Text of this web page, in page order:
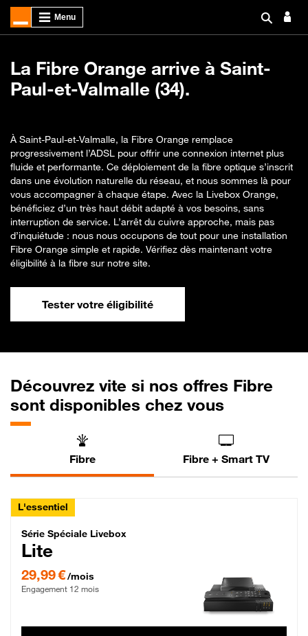
La Fibre Orange arrive à Saint-
Paul-et-Valmalle (34).
À Saint-Paul-et-Valmalle, la Fibre Orange remplace
progressivement l’ADSL pour offrir une connexion internet plus
fluide et performante. Ce déploiement de la fibre optique s’inscrit
dans une évolution naturelle du réseau, et nous sommes là pour
vous accompagner à chaque étape. Avec la Livebox Orange,
bénéficiez d’un très haut débit adapté à vos besoins, sans
interruption de service. L’arrêt du cuivre approche, mais pas
d’inquiétude : nous nous occupons de tout pour une installation
Fibre Orange simple et rapide. Vérifiez dès maintenant votre
éligibilité à la fibre sur notre site.
Tester votre éligibilité
Découvrez vite si nos offres Fibre
sont disponibles chez vous
Fibre Fibre + Smart TV
L'essentiel
Série Spéciale Livebox Lite Fibre
Série Spéciale Livebox
Lite
29,99 €/mois
Engagement 12 mois